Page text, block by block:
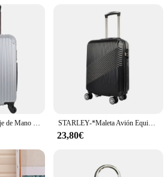
remarkably durable, ensuring your
designed to maximize storage without
for effortless maneuverability. The
that it meets the demands of frequent
needs. Its lightweight nature makes it easy
various travel scenarios, from short
travelers.
Maleta Avión Equipaje de Mano Viaje Cabina Trolley ABS Rígida 4 Ruedas Maleta de cabina rigida con asa telescopica 55x35x20CM STARLEY-*Maleta Avión Equipaje de Mano Viaje Cabina Trolley ABS Rígida 4 Ruedas Maleta de cabina rigida con asa telescopica 55x35x20CM
23,80€